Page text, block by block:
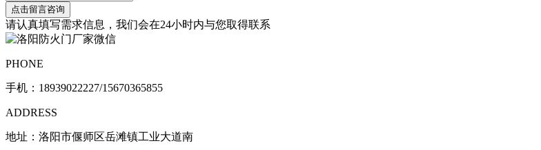
请认真填写需求信息，我们会在24小时内与您取得联系
PHONE
手机： 18939022227/15670365855
ADDRESS
地址：洛阳市偃师区岳滩镇工业大道南